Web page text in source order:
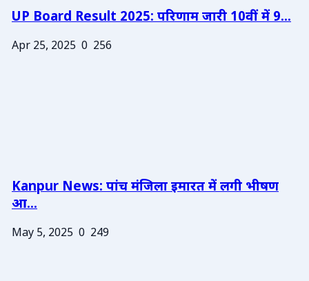
UP Board Result 2025: परिणाम जारी 10वीं में 9...
Apr 25, 2025 0 256
Kanpur News: पांच मंजिला इमारत में लगी भीषण
आ...
May 5, 2025 0 249